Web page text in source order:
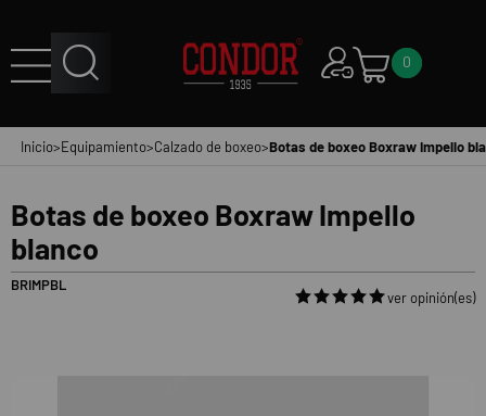
0
Inicio>Equipamiento>Calzado de boxeo>Botas de boxeo Boxraw Impello
Botas de boxeo Boxraw Impello
blanco
BRIMPBL
ver opinión(es)